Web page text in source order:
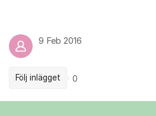
9 Feb 2016
Följ inlägget 0